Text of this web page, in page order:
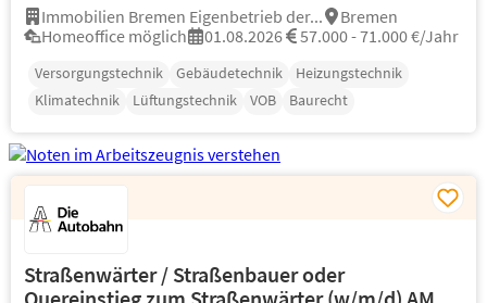
Immobilien Bremen Eigenbetrieb der...
Bremen
Homeoffice möglich
01.08.2026 57.000 - 71.000 €/Jahr
Versorgungstechnik Gebäudetechnik
Heizungstechnik
Klimatechnik
Lüftungstechnik VOB Baurecht
Straßenwärter / Straßenbauer oder